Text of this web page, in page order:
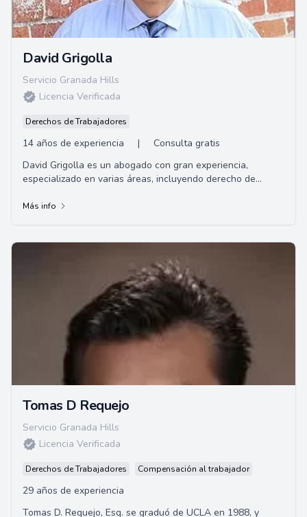
David Grigolla
Servicio Granada Hills
Licencia Verificada
Derechos de Trabajadores
14 años de experiencia |
Consulta gratis
David Grigolla es un abogado con gran experiencia,
especializado en varias áreas, incluyendo derecho de
Más info
Tomas D Requejo
Servicio Granada Hills
Licencia Verificada
Derechos de Trabajadores Compensación al trabajador
29 años de experiencia
Tomas D. Requejo, Esq. se graduó de UCLA en 1988, y